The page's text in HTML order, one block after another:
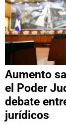
Aumento
el Poder
debate
jurídicos